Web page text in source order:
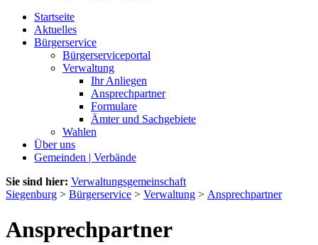
Startseite
Aktuelles
Bürgerservice
Bürgerserviceportal
Verwaltung
Ihr Anliegen
Ansprechpartner
Formulare
Ämter und Sachgebiete
Wahlen
Über uns
Gemeinden | Verbände
Sie sind hier: Verwaltungsgemeinschaft
Siegenburg > Bürgerservice > Verwaltung > Ansprechpartner
Ansprechpartner